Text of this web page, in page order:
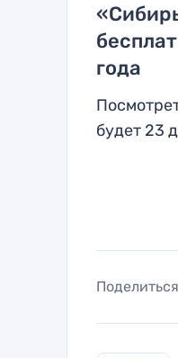
года
будет 23
Поделиться